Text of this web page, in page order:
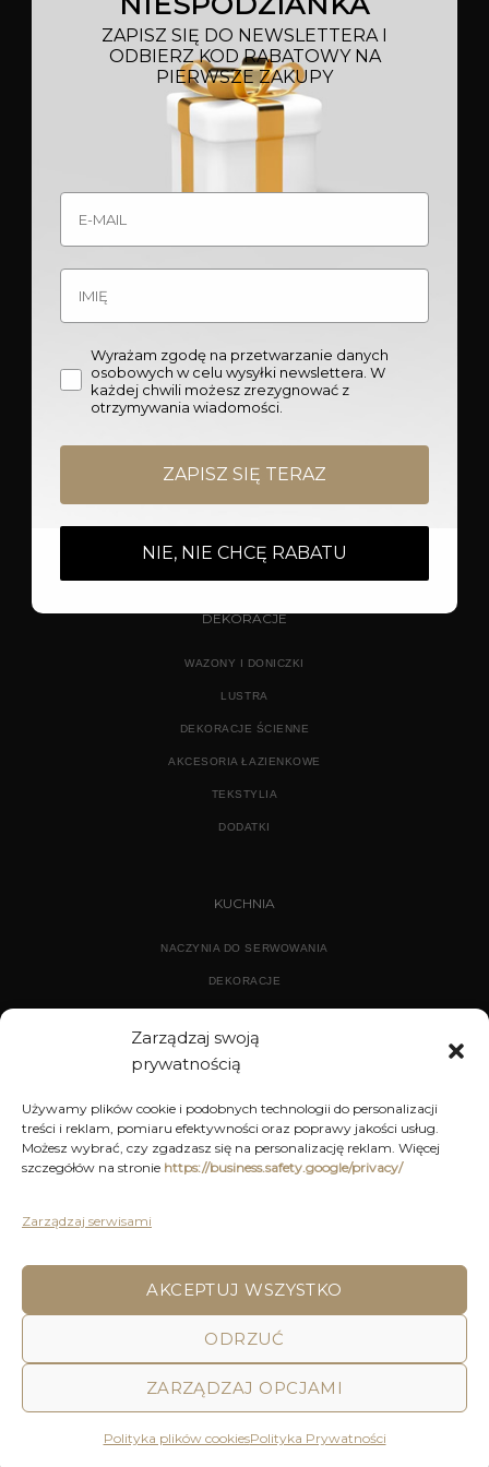
Zarządzaj swoją
prywatnością
Używamy plików cookie i podobnych technologii do personalizacji
treści i reklam, pomiaru efektywności oraz poprawy jakości usług.
Możesz wybrać, czy zgadzasz się na personalizację reklam. Więcej
szczegółów na stronie https://business.safety.google/privacy/
Zarządzaj serwisami
AKCEPTUJ WSZYSTKO
ODRZUĆ
ZARZĄDZAJ OPCJAMI
Polityka plików cookiesPolityka Prywatności
WARTO SPRAWDZIĆ
POMIESZCZENIA
STYLE
PRZEDPOKÓJ
OŚWIETLENIE
LAMPY SUFITOWE
LAMPY PODŁOGOWE
DEKORACJE
WAZONY I DONICZKI
LUSTRA
DEKORACJE ŚCIENNE
AKCESORIA ŁAZIENKOWE
TEKSTYLIA
DODATKI
KUCHNIA
NACZYNIA DO SERWOWANIA
DEKORACJE
DEKORACJE
KUCHNIA
POLITYKA PRYWATNOŚCI
REGULAMIN SKLEPU ON-LINE
DECOR AND YOU
Decor & You | Home Decorations | Home Accessories |
Shark Media
ZAPISZ SIĘ DO NEWSLETTERA I
ODBIERZ KOD RABATOWY NA
PIERWSZE ZAKUPY
Wyrażam zgodę na przetwarzanie danych
osobowych w celu wysyłki newslettera. W
każdej chwili możesz zrezygnować z
otrzymywania wiadomości.
ZAPISZ SIĘ TERAZ
NIE, NIE CHCĘ RABATU